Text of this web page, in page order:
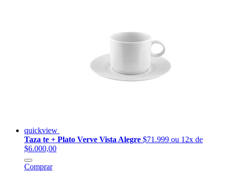
quickview
Taza te + Plato Verve Vista Alegre $71.999 ou 12x de
$6.000,00
Comprar